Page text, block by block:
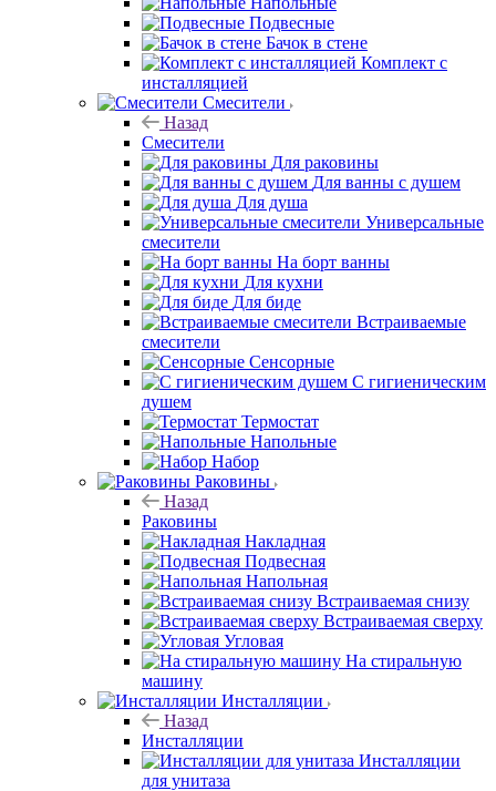
Подвесные
Бачок в стене
Комплект с
инсталляцией
Смесители
Назад
Смесители
Для раковины
Для ванны с душем
Для душа
Универсальные
смесители
На борт ванны
Для кухни
Для биде
Встраиваемые
смесители
Сенсорные
С гигиеническим
душем
Термостат
Напольные
Набор
Раковины
Назад
Раковины
Накладная
Подвесная
Напольная
Встраиваемая снизу
Встраиваемая сверху
Угловая
На стиральную
машину
Инсталляции
Назад
Инсталляции
Инсталляции
для унитаза